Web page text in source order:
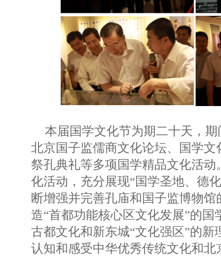
本届国学文化节为期二十天，
北京国子监儒商文化论坛、国学
祭孔典礼等多项国学精品文化活
化活动，充分展现“国学圣地、德
断增强并完善孔庙和国子监博物
造“首都功能核心区文化发展”的
古都文化和新东城“文化强区”的新
认知和感受中华优秀传统文化和